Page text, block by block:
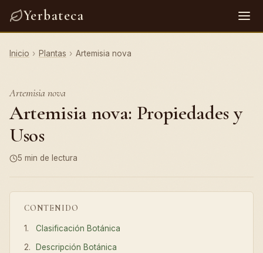
Yerbateca
Inicio › Plantas › Artemisia nova
Artemisia nova
Artemisia nova: Propiedades y
Usos
5 min de lectura
CONTENIDO
Clasificación Botánica
Descripción Botánica